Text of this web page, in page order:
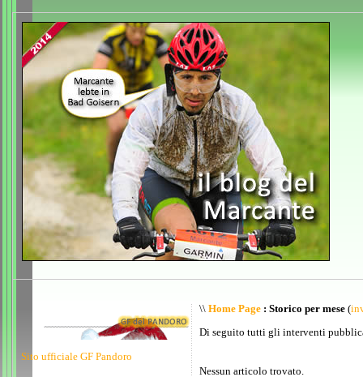
Sito ufficiale GF Pandoro
\\ Home Page : Storico per mese (
Di seguito tutti gli interventi
Nessun articolo trovato.